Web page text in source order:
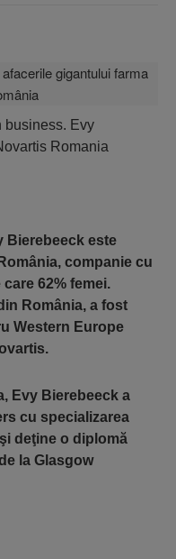
business. Evy
Romania
Bierebeeck este
companie cu
62% femei.
România, a fost
Western Europe
Evy Bierebeeck a
cu specializarea
deţine o diplomă
la Glasgow